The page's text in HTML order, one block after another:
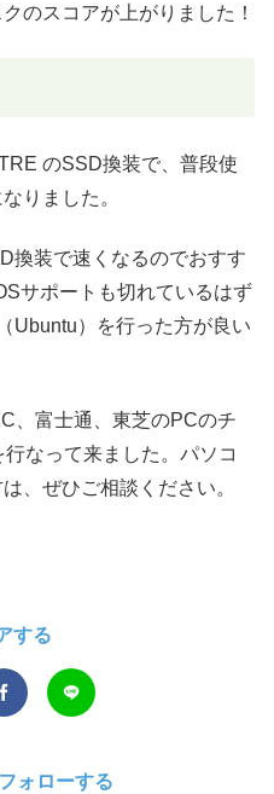
のスコアが上がりました！
のSSD換装で、普段使
りました。
換装で速くなるのでおすす
サポートも切れているはず
Ubuntu）を行った方が良い
、富士通、東芝のPCのチ
なって来ました。パソコ
、ぜひご相談ください。
する
ォローする